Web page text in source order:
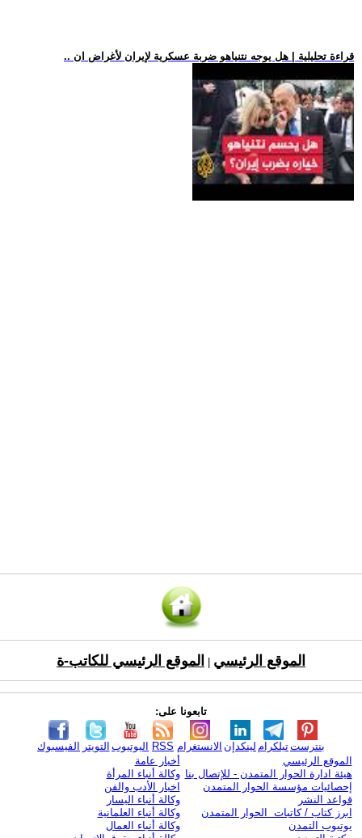
.. قراءة تحليلية | هل يوجه نتنياهو ضربة عسكرية لإيران لأغراض ان
الموقع الرئيسي الموقع الرئيسي للكاتب-ة
تابعونا على:
الفيسبوك التويتر اليوتيوب RSS الانستغرام لينكدإن تيلكرامبنترست
الموقع الرئيسي
هيئة ادارة الحوار المتمدن - للإتصال بنا
إحصائيات مؤسسة الحوار المتمدن
قواعد النشر
ابرز كتاب / كاتبات الحوار المتمدن
يوتيوب التمدن
أخبار عامة
وكالة أنباء المرأة
اخبار الأدب والفن
وكالة أنباء اليسار
وكالة أنباء العلمانية
وكالة أنباء العمال